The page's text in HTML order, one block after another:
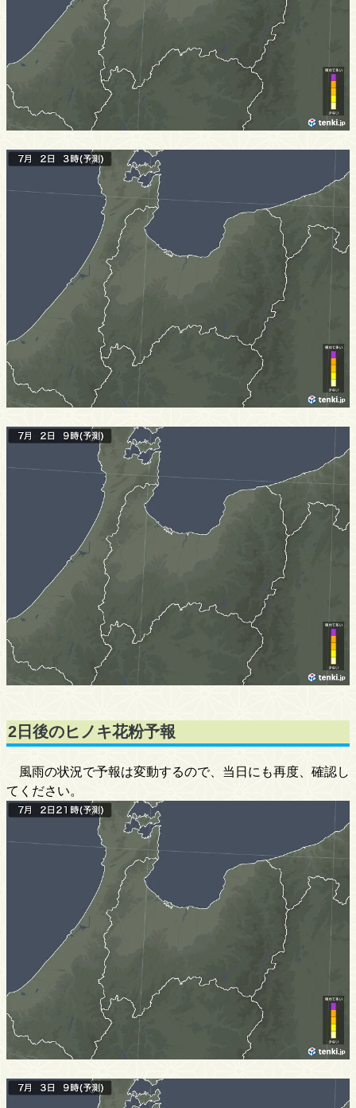
2日後のヒノキ花粉予報
風雨の状況で予報は変動するので、当日にも再度、確認し
てください。